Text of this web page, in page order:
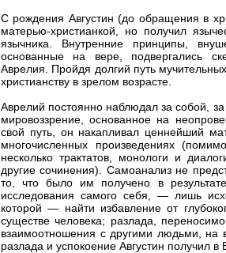
С рождения Августин (до обращения в
матерью-христианкой, но получил
язычника. Внутренние принципы,
основанные на вере, подвергались
Аврелия. Пройдя долгий путь
христианству в зрелом возрасте.
Аврелий постоянно наблюдал за собой,
мировоззрение, основанное на
свой путь, он накапливал ценнейший
многочисленных произведениях
несколько трактатов, монологи и
другие сочинения). Самоанализ не
то, что было им получено в
исследования самого себя, — лишь
которой — найти избавление от
существе человека; разлада,
взаимоотношения с другими людьми,
разлада и успокоение Августин получил